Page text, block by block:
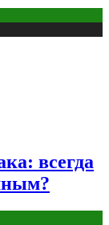
всегда